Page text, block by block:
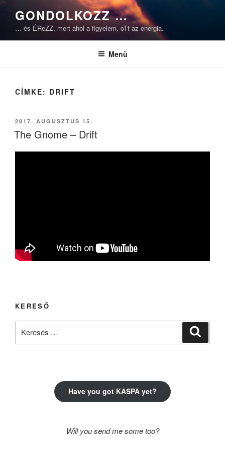
Tartalomhoz
GONDOLKOZZ …
… és ÉReZZ, mert ahol a figyelem, oTt az energia.
Menü
CÍMKE: DRIFT
BEKÜLDVE:
2017. AUGUSZTUS 15.
The Gnome – Drift
KERESŐ
Have you got KASPA yet?
Will you send me some too?